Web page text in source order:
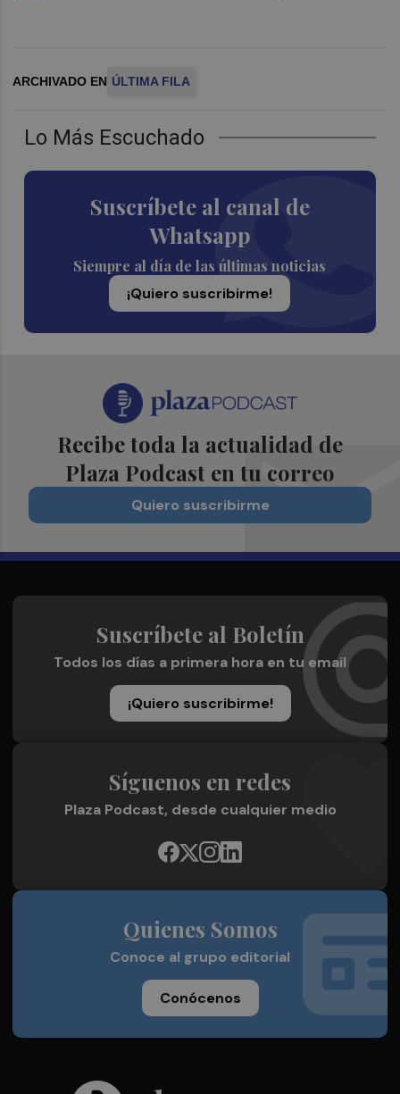
Lo Más Escuchado
Suscríbete al canal de
Whatsapp
Siempre al día de las últimas noticias
¡Quiero suscribirme!
ARCHIVADO EN ÚLTIMA FILA
Recibe toda la actualidad de
Plaza Podcast en tu correo
Quiero suscribirme
Suscríbete al Boletín
Todos los días a primera hora en tu email
¡Quiero suscribirme!
Síguenos en redes
Plaza Podcast, desde cualquier medio
Quienes Somos
Conoce al grupo editorial
Conócenos